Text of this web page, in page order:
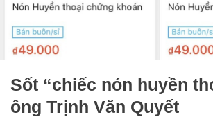
Sốt “chiếc nón huyền
ông Trịnh Văn Quyết